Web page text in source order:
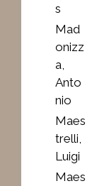
s
Mad
onizz
a,
Anto
nio
Maes
trelli,
Luigi
Maes